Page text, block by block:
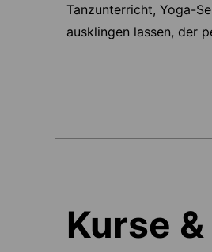
Tanzunterricht, Yoga-
ausklingen lassen, der
Kurse